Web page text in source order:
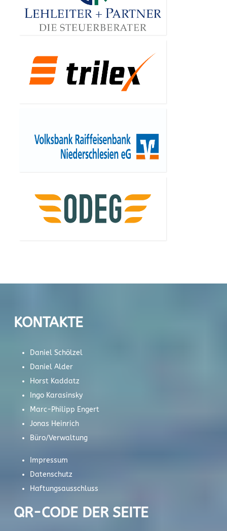
KONTAKTE
Daniel Schölzel
Daniel Alder
Horst Kaddatz
Ingo Karasinsky
Marc-Philipp Engert
Jonas Heinrich
Büro/Verwaltung
Impressum
Datenschutz
Haftungsausschluss
QR-CODE DER SEITE